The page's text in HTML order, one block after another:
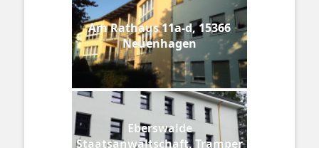
Am Rathaus 11a-d, 15366
Neuenhagen
Eberswalde
Staatsanwaltschaft, Tramper